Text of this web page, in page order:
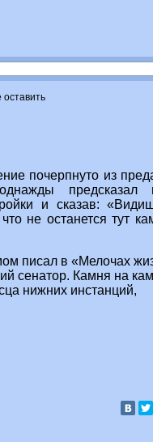
почерпнуто из
предсказал
и сказав:
не останется тут
писал в «Мелочах
сенатор. Камня на
нижних инстанций,